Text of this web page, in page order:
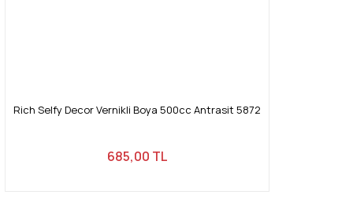
Rich Selfy Decor Vernikli Boya 500cc Antrasit 5872
685,00 TL